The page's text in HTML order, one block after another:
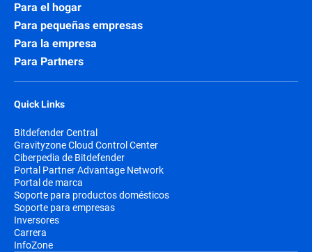
Para el hogar
Para pequeñas empresas
Para la empresa
Para Partners
Quick Links
Bitdefender Central
Gravityzone Cloud Control Center
Ciberpedia de Bitdefender
Portal Partner Advantage Network
Portal de marca
Soporte para productos domésticos
Soporte para empresas
Inversores
Carrera
InfoZone